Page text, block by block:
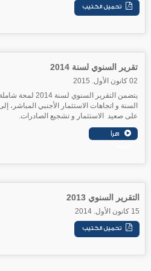
تقرير السنوي لسنة 2014
02 كانون الأول. 2015
يتضمن التقرير
السنة و اتجاهات الاستثمار الأجنبي المباشر،
على صعيد الاستثمار و تشجيع الصادرات.
التقرير السنوي 2013
15 كانون الأول. 2014